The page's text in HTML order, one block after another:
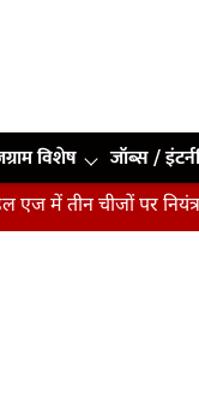
विशेष जॉब्स /
तीन चीजों पर नियंत्रण